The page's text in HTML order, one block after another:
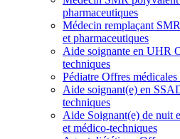
pharmaceutiques
Médecin remplaçant
et pharmaceutiques
Aide soignante en UHR
techniques
Pédiatre Offres médicales
Aide soignant(e) en
techniques
Aide Soignant(e) de nuit
et médico-techniques